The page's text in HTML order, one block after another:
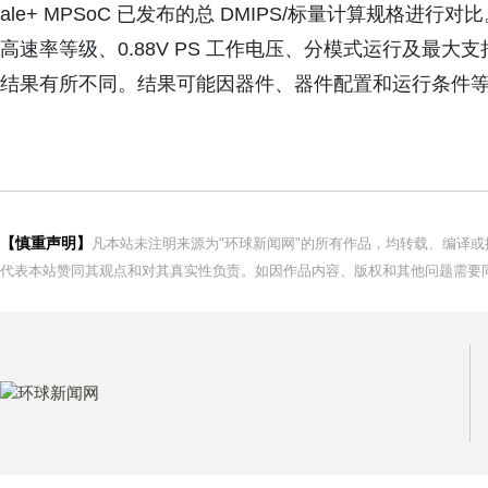
ale+ MPSoC 已发布的总 DMIPS/标量计算规格进行对
高速率等级、0.88V PS 工作电压、分模式运行及最大
结果有所不同。结果可能因器件、器件配置和运行条件
【慎重声明】
凡本站未注明来源为"环球新闻网"的所有作品，均转载、编译
代表本站赞同其观点和对其真实性负责。如因作品内容、版权和其他问题需